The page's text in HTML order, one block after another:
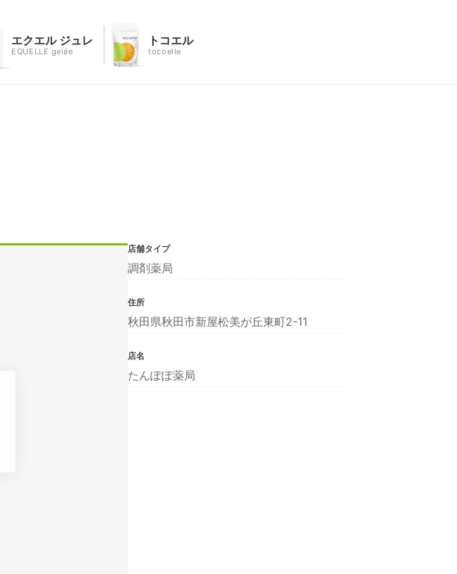
エクエル ジュレ
EQUELLE gelée
トコエル
tocoelle
店舗タイプ
調剤薬局
住所
秋田県秋田市新屋松美が丘東町2-11
店名
たんぽぽ薬局